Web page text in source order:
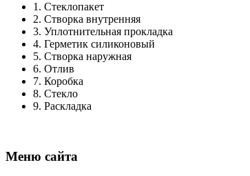
1. Стеклопакет
2. Створка внутренняя
3. Уплотнительная прокладка
4. Герметик силиконовый
5. Створка наружная
6. Отлив
7. Коробка
8. Стекло
9. Раскладка
Меню сайта